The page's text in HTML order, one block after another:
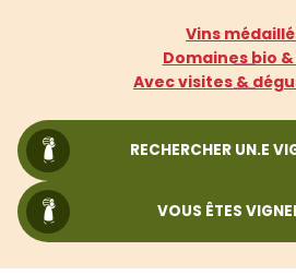
Vins
Domaines bio &
Avec visites &
RECHERCHER UN.E
VOUS ÊTES